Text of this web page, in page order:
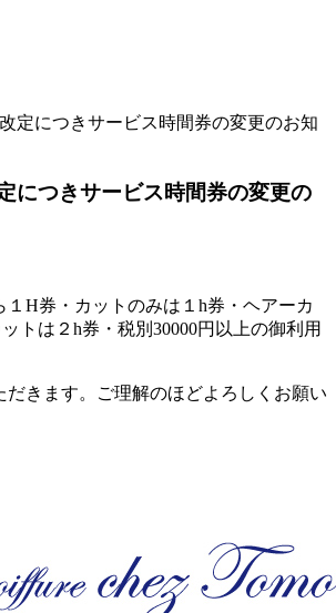
定につきサービス時間券の変更のお知
につきサービス時間券の変更の
１H券・カットのみは１h券・ヘアーカ
トは２h券・税別30000円以上の御利用
だきます。ご理解のほどよろしくお願い